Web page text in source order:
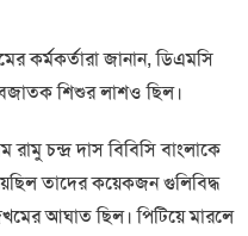
কর্মকর্তারা জানান, ডিএমসি
শিশুর লাশও ছিল।
চন্দ্র দাস বিবিসি বাংলাকে
তাদের কয়েকজন গুলিবিদ্ধ
আঘাত ছিল। পিটিয়ে মারলে